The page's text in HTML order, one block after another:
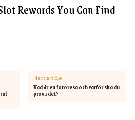
Rewards You Can Find
Next article
Vad är en fotoresa och varför ska du
prova det?